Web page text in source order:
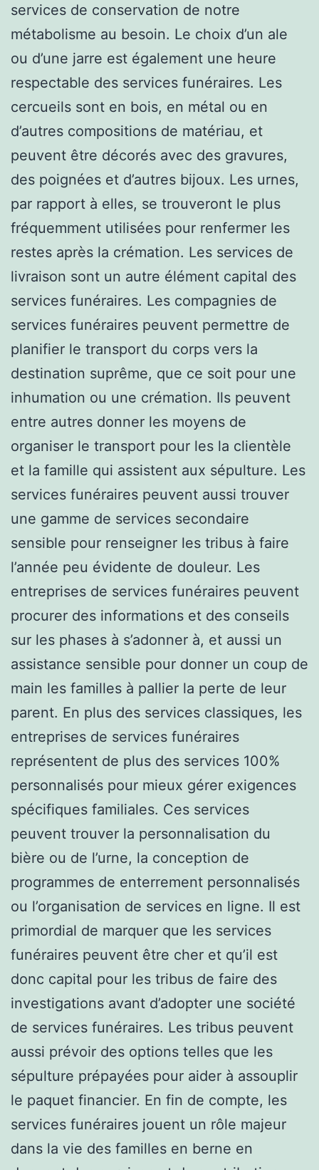
services de conservation de notre
métabolisme au besoin. Le choix d’un ale
ou d’une jarre est également une heure
respectable des services funéraires. Les
cercueils sont en bois, en métal ou en
d’autres compositions de matériau, et
peuvent être décorés avec des gravures,
des poignées et d’autres bijoux. Les urnes,
par rapport à elles, se trouveront le plus
fréquemment utilisées pour renfermer les
restes après la crémation. Les services de
livraison sont un autre élément capital des
services funéraires. Les compagnies de
services funéraires peuvent permettre de
planifier le transport du corps vers la
destination suprême, que ce soit pour une
inhumation ou une crémation. Ils peuvent
entre autres donner les moyens de
organiser le transport pour les la clientèle
et la famille qui assistent aux sépulture. Les
services funéraires peuvent aussi trouver
une gamme de services secondaire
sensible pour renseigner les tribus à faire
l’année peu évidente de douleur. Les
entreprises de services funéraires peuvent
procurer des informations et des conseils
sur les phases à s’adonner à, et aussi un
assistance sensible pour donner un coup de
main les familles à pallier la perte de leur
parent. En plus des services classiques, les
entreprises de services funéraires
représentent de plus des services 100%
personnalisés pour mieux gérer exigences
spécifiques familiales. Ces services
peuvent trouver la personnalisation du
bière ou de l’urne, la conception de
programmes de enterrement personnalisés
ou l’organisation de services en ligne. Il est
primordial de marquer que les services
funéraires peuvent être cher et qu’il est
donc capital pour les tribus de faire des
investigations avant d’adopter une société
de services funéraires. Les tribus peuvent
aussi prévoir des options telles que les
sépulture prépayées pour aider à assouplir
le paquet financier. En fin de compte, les
services funéraires jouent un rôle majeur
dans la vie des familles en berne en